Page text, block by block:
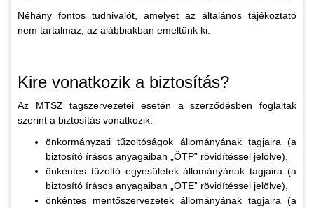
Néhány fontos tudnivalót, amelyet az általános tájékoztató
nem tartalmaz, az alábbiakban emeltünk ki.
Kire vonatkozik a biztosítás?
Az MTSZ tagszervezetei esetén a szerződésben foglaltak
szerint a biztosítás vonatkozik:
önkormányzati tűzoltóságok állományának tagjaira (a
biztosító írásos anyagaiban „ÖTP” rövidítéssel jelölve),
önkéntes tűzoltó egyesületek állományának tagjaira (a
biztosító írásos anyagaiban „ÖTE” rövidítéssel jelölve),
önkéntes mentőszervezetek állományának tagjaira (a